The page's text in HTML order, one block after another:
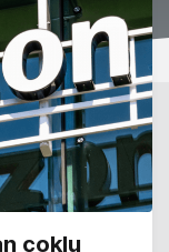
çoklu